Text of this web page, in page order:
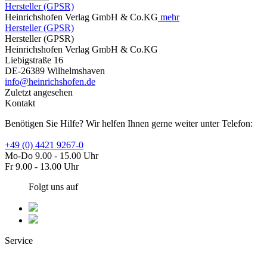
Hersteller (GPSR)
Heinrichshofen Verlag GmbH & Co.KG mehr
Hersteller (GPSR)
Hersteller (GPSR)
Heinrichshofen Verlag GmbH & Co.KG
Liebigstraße 16
DE-26389 Wilhelmshaven
info@heinrichshofen.de
Zuletzt angesehen
Kontakt
Benötigen Sie Hilfe? Wir helfen Ihnen gerne weiter unter Telefon:
+49 (0) 4421 9267-0
Mo-Do 9.00 - 15.00 Uhr
Fr 9.00 - 13.00 Uhr
Folgt uns auf
Service